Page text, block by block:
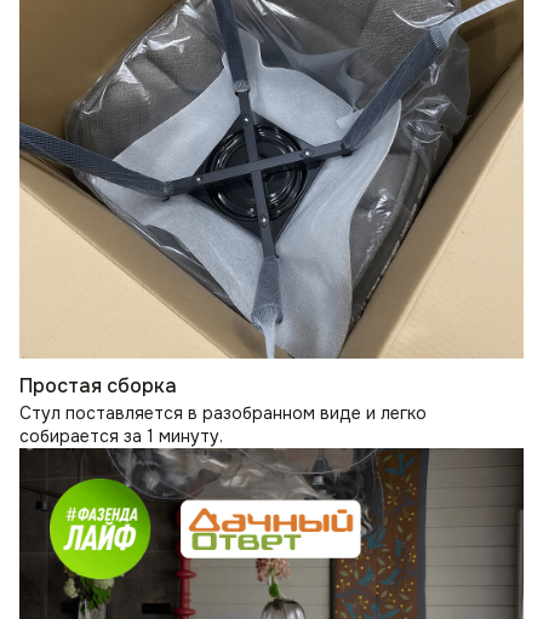
Простая сборка
Стул поставляется в разобранном виде и легко
собирается за 1 минуту.